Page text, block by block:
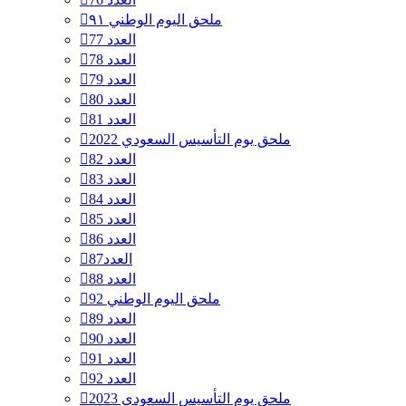
ملحق اليوم الوطني ٩١
العدد 77
العدد 78
العدد 79
العدد 80
العدد 81
ملحق يوم التأسيس السعودي 2022
العدد 82
العدد 83
العدد 84
العدد 85
العدد 86
العدد87
العدد 88
ملحق اليوم الوطني 92
العدد 89
العدد 90
العدد 91
العدد 92
ملحق يوم التأسيس السعودي 2023